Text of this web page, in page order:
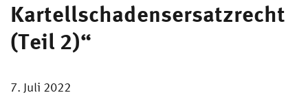
Kartellschadensersatzrecht
(Teil 2)“
7. Juli 2022